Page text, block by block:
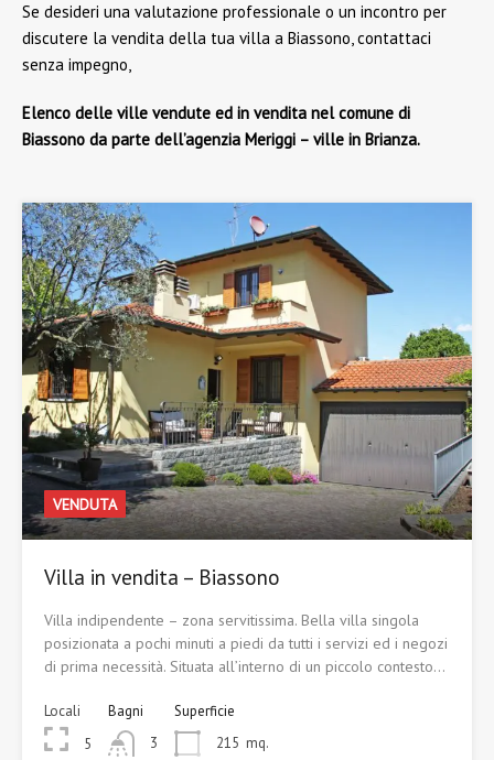
Se desideri una valutazione professionale o un incontro per
discutere la vendita della tua villa a Biassono, contattaci
senza impegno,
Elenco delle ville vendute ed in vendita nel comune di
Biassono da parte dell’agenzia Meriggi – ville in Brianza.
VENDUTA
Villa in vendita – Biassono
Villa indipendente – zona servitissima. Bella villa singola
posizionata a pochi minuti a piedi da tutti i servizi ed i negozi
di prima necessità. Situata all’interno di un piccolo contesto…
Locali
5
Bagni
3
Superficie
215 mq.